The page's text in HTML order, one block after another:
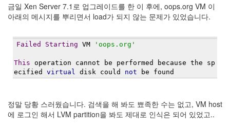
금일 Xen Server 7.1로 업그레이드를 한 이 후에, oops.org VM 이
아래의 메시지를 뿌리면서 load가 되지 않는 문제가 있었습니다.
Failed Starting VM 'oops.org'
This operation cannot be performed because the sp
ecified virtual disk could not be found
정말 당황 스러웠습니다. 검색을 해 봐도 뾰족한 수는 없고, VM host
에 로그인 해서 LVM partition을 봐도 제대로 인식은 되어 있었고..
Cloud
안
녕
눅